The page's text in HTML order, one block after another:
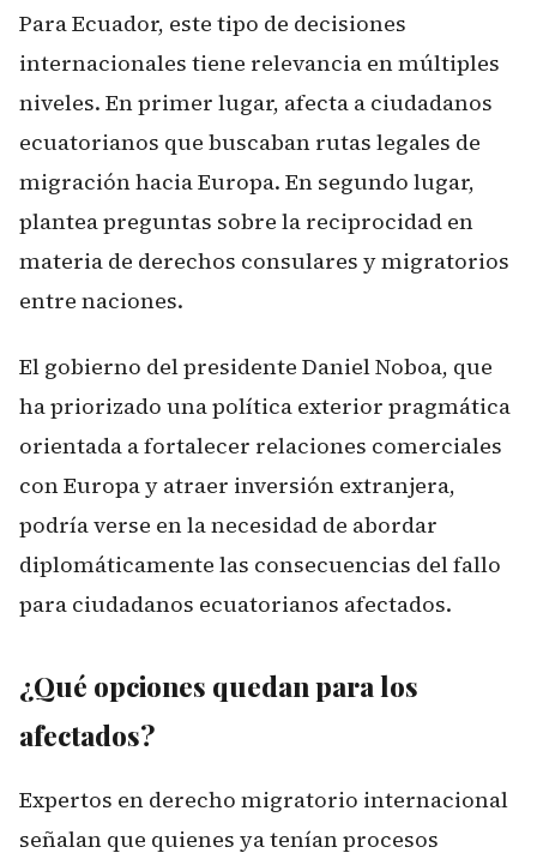
Para Ecuador, este tipo de decisiones
internacionales tiene relevancia en múltiples
niveles. En primer lugar, afecta a ciudadanos
ecuatorianos que buscaban rutas legales de
migración hacia Europa. En segundo lugar,
plantea preguntas sobre la reciprocidad en
materia de derechos consulares y migratorios
entre naciones.
El gobierno del presidente Daniel Noboa, que
ha priorizado una política exterior pragmática
orientada a fortalecer relaciones comerciales
con Europa y atraer inversión extranjera,
podría verse en la necesidad de abordar
diplomáticamente las consecuencias del fallo
para ciudadanos ecuatorianos afectados.
¿Qué opciones quedan para los
afectados?
Expertos en derecho migratorio internacional
señalan que quienes ya tenían procesos